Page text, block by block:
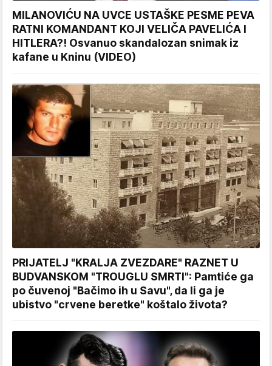
MILANOVIĆU NA UVCE USTAŠKE PESME PEVA
RATNI KOMANDANT KOJI VELIČA PAVELIĆA I
HITLERA?! Osvanuo skandalozan snimak iz
kafane u Kninu (VIDEO)
PRIJATELJ "KRALJA ZVEZDARE" RAZNET U
BUDVANSKOM "TROUGLU SMRTI": Pamtiće ga
po čuvenoj "Bačimo ih u Savu", da li ga je
ubistvo "crvene beretke" koštalo života?